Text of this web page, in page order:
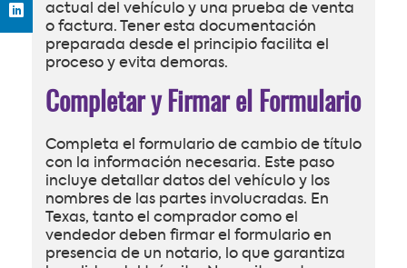
actual del vehículo y una prueba de venta
o factura. Tener esta documentación
preparada desde el principio facilita el
proceso y evita demoras.
Completar y Firmar el Formulario
Completa el formulario de cambio de título
con la información necesaria. Este paso
incluye detallar datos del vehículo y los
nombres de las partes involucradas. En
Texas, tanto el comprador como el
vendedor deben firmar el formulario en
presencia de un notario, lo que garantiza